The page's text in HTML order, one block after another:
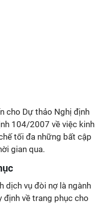
cho Dự thảo Nghị định
104/2007 về việc kinh
tối đa những bất cập
gian qua.
dịch vụ đòi nợ là ngành
định về trang phục cho